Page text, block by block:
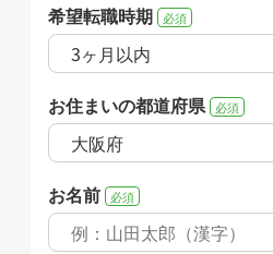
希望転職時期 必須
お住まいの都道府県 必須
お名前 必須